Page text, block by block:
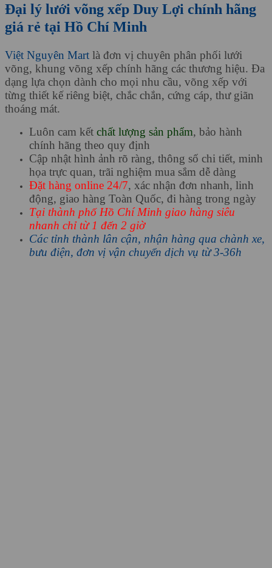
Đại lý lưới võng xếp Duy Lợi chính hãng
giá rẻ tại Hồ Chí Minh
Việt Nguyên Mart là đơn vị chuyên phân phối lưới
võng, khung võng xếp chính hãng các thương hiệu. Đa
dạng lựa chọn dành cho mọi nhu cầu, võng xếp với
từng thiết kế riêng biệt, chắc chắn, cứng cáp, thư giãn
thoáng mát.
Luôn cam kết chất lượng sản phẩm, bảo hành
chính hãng theo quy định
Cập nhật hình ảnh rõ ràng, thông số chi tiết, minh
họa trực quan, trãi nghiệm mua sắm dễ dàng
Đặt hàng online 24/7, xác nhận đơn nhanh, linh
động, giao hàng Toàn Quốc, đi hàng trong ngày
Tại thành phố Hồ Chí Minh giao hàng siêu
nhanh chỉ từ 1 đến 2 giờ
Các tỉnh thành lân cận, nhận hàng qua chành xe,
bưu điện, đơn vị vận chuyển dịch vụ từ 3-36h